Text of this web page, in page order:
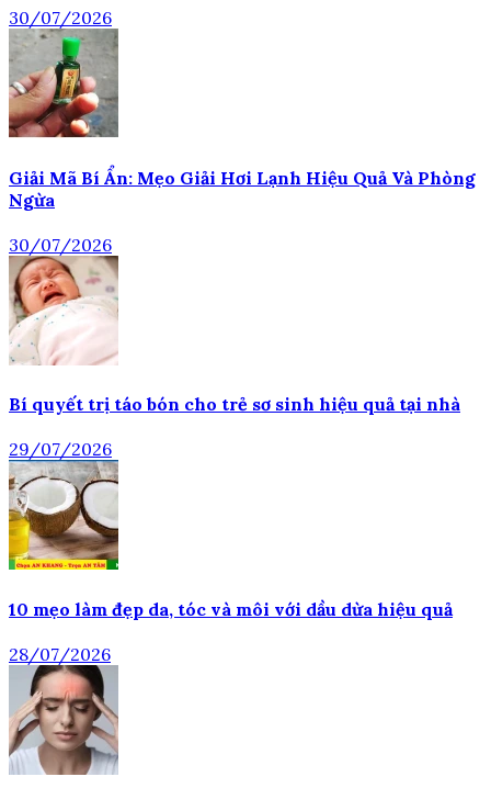
30/07/2026
Giải Mã Bí Ẩn: Mẹo Giải Hơi Lạnh Hiệu Quả Và Phòng
Ngừa
30/07/2026
Bí quyết trị táo bón cho trẻ sơ sinh hiệu quả tại nhà
29/07/2026
10 mẹo làm đẹp da, tóc và môi với dầu dừa hiệu quả
28/07/2026